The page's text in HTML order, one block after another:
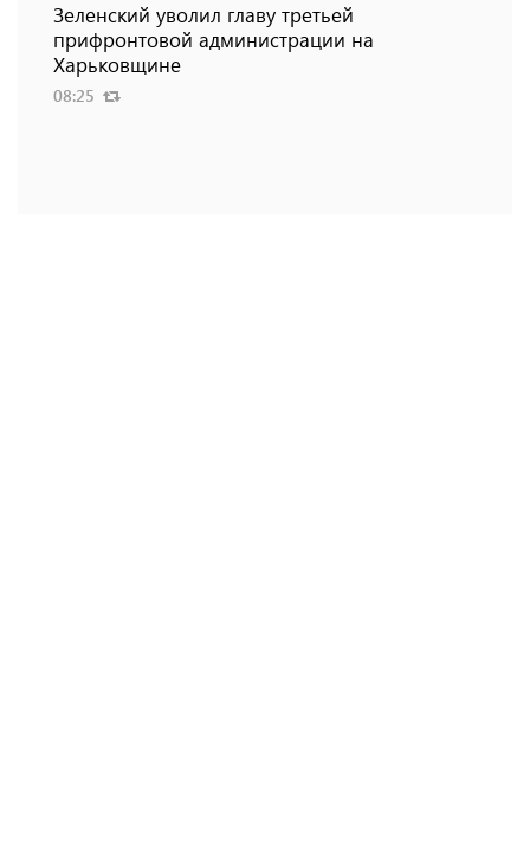
Зеленский уволил главу третьей
прифронтовой администрации на
Харьковщине
08:25